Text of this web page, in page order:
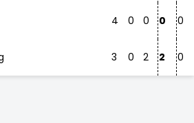
4 0 0 0 0
3 0 2 2 0